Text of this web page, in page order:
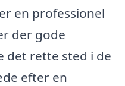
en professionel
der gode
det rette sted i de
efter en